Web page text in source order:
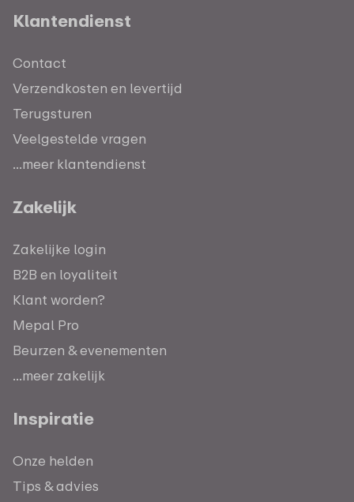
Klantendienst
Contact
Verzendkosten en levertijd
Terugsturen
Veelgestelde vragen
...meer klantendienst
Zakelijk
Zakelijke login
B2B en loyaliteit
Klant worden?
Mepal Pro
Beurzen & evenementen
...meer zakelijk
Inspiratie
Onze helden
Tips & advies